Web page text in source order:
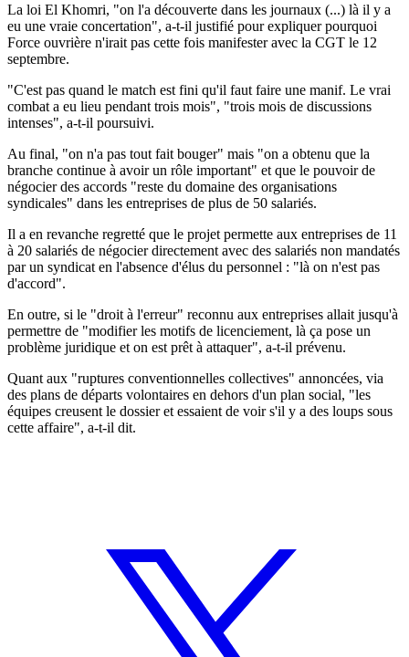
La loi El Khomri, "on l'a découverte dans les journaux (...) là il y a
eu une vraie concertation", a-t-il justifié pour expliquer pourquoi
Force ouvrière n'irait pas cette fois manifester avec la CGT le 12
septembre.
"C'est pas quand le match est fini qu'il faut faire une manif. Le vrai
combat a eu lieu pendant trois mois", "trois mois de discussions
intenses", a-t-il poursuivi.
Au final, "on n'a pas tout fait bouger" mais "on a obtenu que la
branche continue à avoir un rôle important" et que le pouvoir de
négocier des accords "reste du domaine des organisations
syndicales" dans les entreprises de plus de 50 salariés.
Il a en revanche regretté que le projet permette aux entreprises de 11
à 20 salariés de négocier directement avec des salariés non mandatés
par un syndicat en l'absence d'élus du personnel : "là on n'est pas
d'accord".
En outre, si le "droit à l'erreur" reconnu aux entreprises allait jusqu'à
permettre de "modifier les motifs de licenciement, là ça pose un
problème juridique et on est prêt à attaquer", a-t-il prévenu.
Quant aux "ruptures conventionnelles collectives" annoncées, via
des plans de départs volontaires en dehors d'un plan social, "les
équipes creusent le dossier et essaient de voir s'il y a des loups sous
cette affaire", a-t-il dit.